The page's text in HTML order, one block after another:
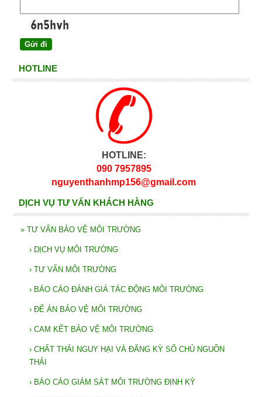
HOTLINE
HOTLINE:
090 7957895
nguyenthanhmp156@gmail.com
DỊCH VỤ TƯ VẤN KHÁCH HÀNG
» TƯ VẤN BẢO VỆ MÔI TRƯỜNG
› DỊCH VỤ MÔI TRƯỜNG
› TƯ VẤN MÔI TRƯỜNG
› BÁO CÁO ĐÁNH GIÁ TÁC ĐỘNG MÔI TRƯỜNG
› ĐẾ ÁN BẢO VỆ MÔI TRƯỜNG
› CAM KẾT BẢO VỆ MÔI TRƯỜNG
› CHẤT THẢI NGUY HẠI VÀ ĐĂNG KỲ SỔ CHỦ NGUỒN
THẢI
› BÁO CÁO GIÁM SÁT MÔI TRƯỜNG ĐỊNH KỲ